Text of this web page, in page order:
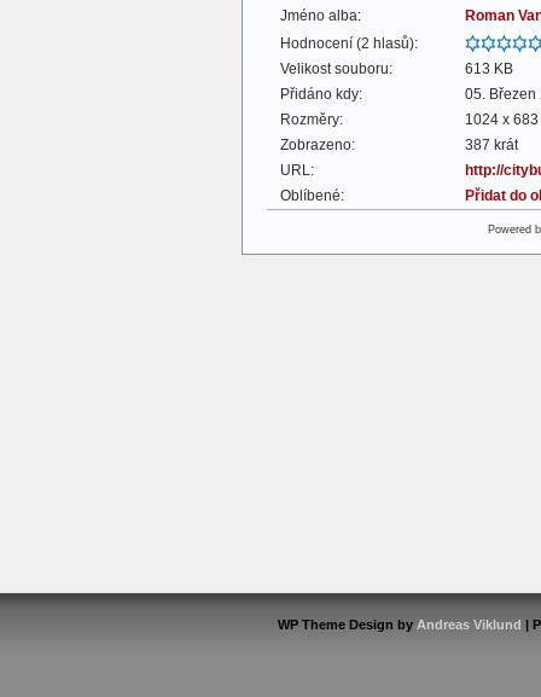
Jméno alba:
Roman
Hodnocení (2 hlasů):
Velikost souboru:
613 KB
Přidáno kdy:
05. Březen
Rozměry:
1024 x
Zobrazeno:
387 krát
URL:
http://
Oblíbené:
Přidat do
Powered
WP Theme Design by Andreas Viklund |